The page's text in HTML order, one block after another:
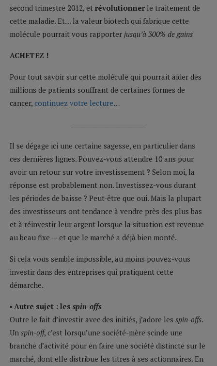
second trimestre 2012, et révolutionner le traitement de
cette maladie. Et… la valeur biotech qui fabrique cette
molécule pourrait vous rapporter jusqu’à 300% de gains
ACHETEZ !
Pour tout savoir sur cette molécule qui pourrait aider des
millions de patients souffrant de certaines formes de
cancer, continuez votre lecture…
Il se dégage ici une certaine sagesse, en particulier dans
ces dernières lignes. Pouvez-vous attendre 10 ans pour
avoir un retour sur votre investissement ? Selon moi, la
réponse est probablement non. Investissez-vous durant
les périodes de baisse ? Peut-être que oui. Mais la plupart
des investisseurs ont tendance à vendre près des plus bas
et à réinvestir leur argent lorsque la situation est revenue
au beau fixe — et que le marché a déjà bien monté.
Si cela vous semble impossible, au moins pouvez-vous
investir dans des entreprises qui pratiquent cette
démarche.
▪ Autre sujet : les spin-offs
Outre le fait d’investir avec des initiés, j’adore les spin-offs.
Un spin-off, c’est lorsqu’une société-mère scinde une
branche d’activité pour en faire une société distincte sur le
marché, dont elle distribue les titres à ses actionnaires. En